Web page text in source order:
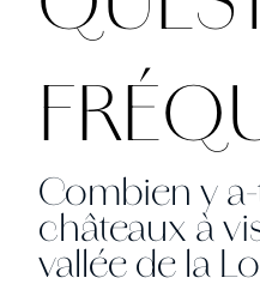
Combien y
châteaux à
vallée de la